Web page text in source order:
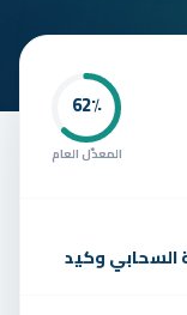
62٪
المعدّل العام
السحابي وكيد